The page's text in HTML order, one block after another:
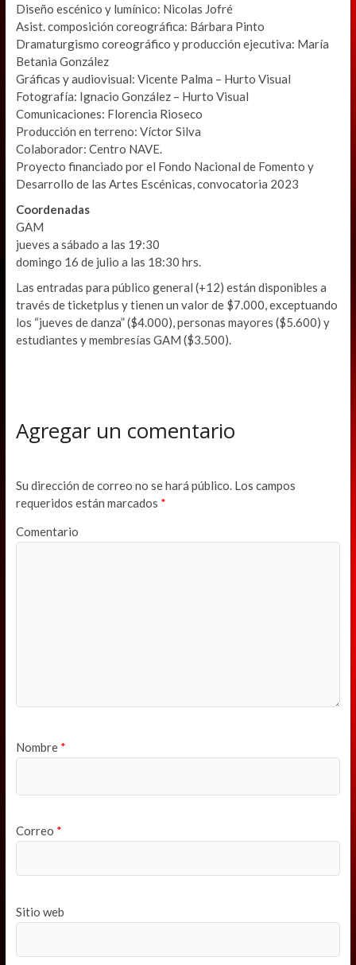
Diseño escénico y lumínico: Nicolas Jofré
Asist. composición coreográfica: Bárbara Pinto
Dramaturgismo coreográfico y producción ejecutiva: María
Betania González
Gráficas y audiovisual: Vicente Palma – Hurto Visual
Fotografía: Ignacio González – Hurto Visual
Comunicaciones: Florencia Rioseco
Producción en terreno: Víctor Silva
Colaborador: Centro NAVE.
Proyecto financiado por el Fondo Nacional de Fomento y
Desarrollo de las Artes Escénicas, convocatoria 2023
Coordenadas
GAM
jueves a sábado a las 19:30
domingo 16 de julio a las 18:30 hrs.
Las entradas para público general (+12) están disponibles a
través de ticketplus y tienen un valor de $7.000, exceptuando
los “jueves de danza” ($4.000), personas mayores ($5.600) y
estudiantes y membresías GAM ($3.500).
Agregar un comentario
Su dirección de correo no se hará público.Los campos
requeridos están marcados *
Comentario
Nombre *
Correo *
Sitio web